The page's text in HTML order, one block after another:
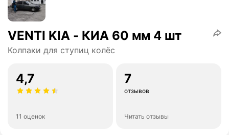
VENTI KIA - КИА 60 мм 4 шт
Колпаки для ступиц колёс
4,7
11 оценок
7
отзывов
Читать отзывы